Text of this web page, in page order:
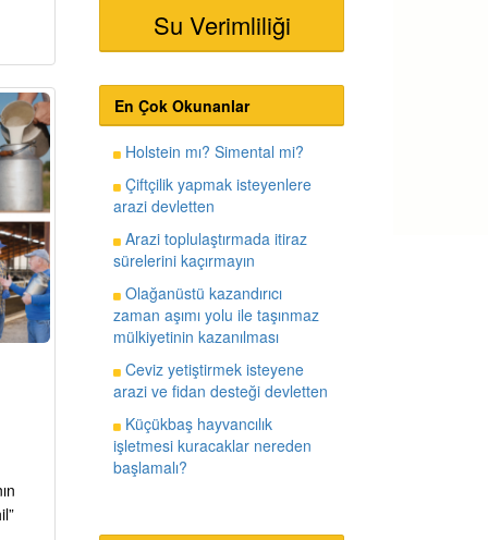
Su Verimliliği
En Çok Okunanlar
Holstein mı? Simental mi?
Çiftçilik yapmak isteyenlere
arazi devletten
Arazi toplulaştırmada itiraz
sürelerini kaçırmayın
Olağanüstü kazandırıcı
zaman aşımı yolu ile taşınmaz
mülkiyetinin kazanılması
Ceviz yetiştirmek isteyene
arazi ve fidan desteği devletten
Küçükbaş hayvancılık
işletmesi kuracaklar nereden
başlamalı?